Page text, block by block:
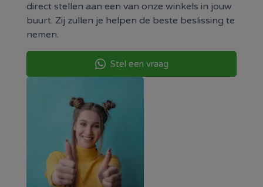
direct stellen aan een van onze winkels in jouw
buurt. Zij zullen je helpen de beste beslissing te
nemen.
Stel een vraag